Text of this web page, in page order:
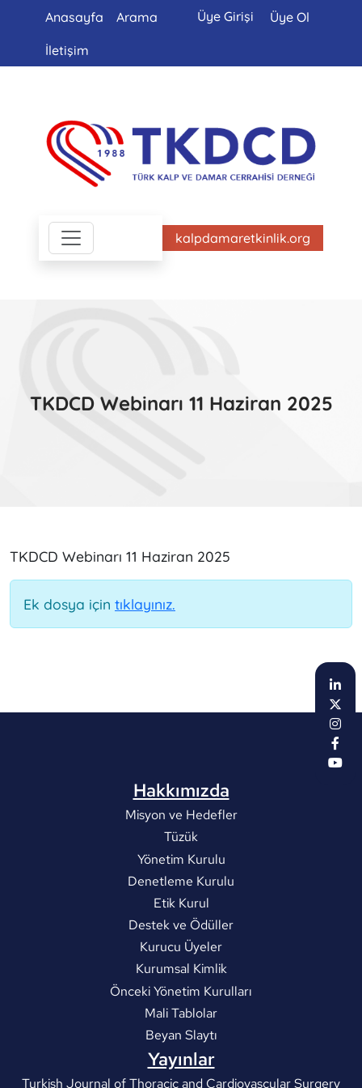
Anasayfa Arama Üye Girişi Üye Ol
İletişim
kalpdamaretkinlik.org
TKDCD Webinarı 11 Haziran 2025
TKDCD Webinarı 11 Haziran 2025
Ek dosya için tıklayınız.
Hakkımızda
Misyon ve Hedefler
Tüzük
Yönetim Kurulu
Denetleme Kurulu
Etik Kurul
Destek ve Ödüller
Kurucu Üyeler
Kurumsal Kimlik
Önceki Yönetim Kurulları
Mali Tablolar
Beyan Slaytı
Yayınlar
Turkish Journal of Thoracic and Cardiovascular Surgery